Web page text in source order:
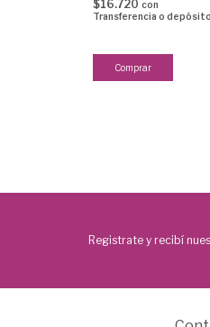
$16.720 con
Transferencia o depósito
Registrate y recibí